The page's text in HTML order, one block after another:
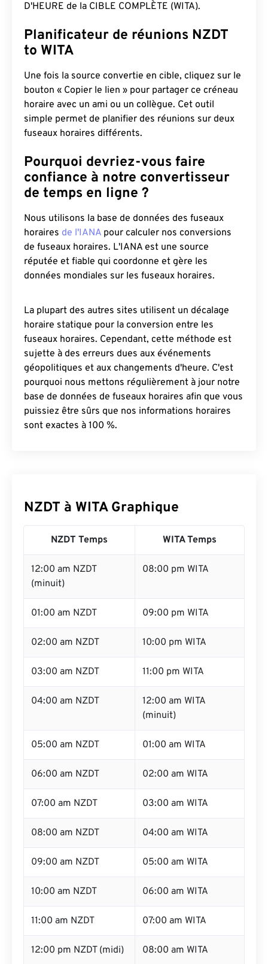
D'HEURE de la CIBLE COMPLÈTE (WITA).
Planificateur de réunions NZDT
to WITA
Une fois la source convertie en cible, cliquez sur le
bouton « Copier le lien » pour partager ce créneau
horaire avec un ami ou un collègue. Cet outil
simple permet de planifier des réunions sur deux
fuseaux horaires différents.
Pourquoi devriez-vous faire
confiance à notre convertisseur
de temps en ligne ?
Nous utilisons la base de données des fuseaux
horaires de l'IANA pour calculer nos conversions
de fuseaux horaires. L'IANA est une source
réputée et fiable qui coordonne et gère les
données mondiales sur les fuseaux horaires.
La plupart des autres sites utilisent un décalage
horaire statique pour la conversion entre les
fuseaux horaires. Cependant, cette méthode est
sujette à des erreurs dues aux événements
géopolitiques et aux changements d'heure. C'est
pourquoi nous mettons régulièrement à jour notre
base de données de fuseaux horaires afin que vous
puissiez être sûrs que nos informations horaires
sont exactes à 100 %.
NZDT à WITA Graphique
NZDT Temps WITA Temps
12:00 am NZDT
(minuit)
08:00 pm WITA
01:00 am NZDT 09:00 pm WITA
02:00 am NZDT 10:00 pm WITA
03:00 am NZDT 11:00 pm WITA
04:00 am NZDT
12:00 am WITA
(minuit)
05:00 am NZDT 01:00 am WITA
06:00 am NZDT 02:00 am WITA
07:00 am NZDT 03:00 am WITA
08:00 am NZDT 04:00 am WITA
09:00 am NZDT 05:00 am WITA
10:00 am NZDT 06:00 am WITA
11:00 am NZDT 07:00 am WITA
12:00 pm NZDT (midi) 08:00 am WITA